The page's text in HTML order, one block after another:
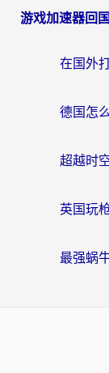
游戏加速器回国